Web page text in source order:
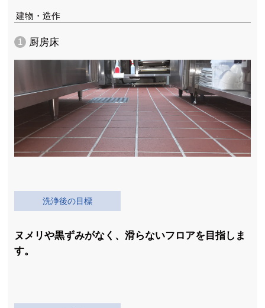
建物・造作
1 厨房床
洗浄後の目標
ヌメリや黒ずみがなく、滑らないフロアを目指しま
す。